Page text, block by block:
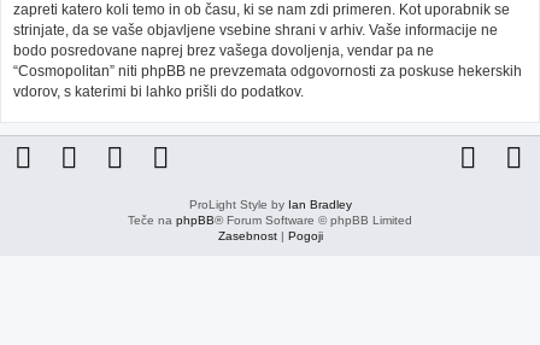
zapreti katero koli temo in ob času, ki se nam zdi primeren. Kot uporabnik se
strinjate, da se vaše objavljene vsebine shrani v arhiv. Vaše informacije ne
bodo posredovane naprej brez vašega dovoljenja, vendar pa ne
“Cosmopolitan” niti phpBB ne prevzemata odgovornosti za poskuse hekerskih
vdorov, s katerimi bi lahko prišli do podatkov.
ProLight Style by Ian Bradley
Teče na phpBB® Forum Software © phpBB Limited
Zasebnost| Pogoji